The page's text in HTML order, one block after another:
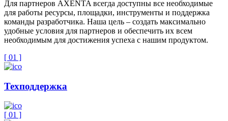
Для партнеров AXENTA всегда доступны все необходимые
для работы ресурсы, площадки, инструменты и поддержка
команды разработчика. Наша цель – создать максимально
удобные условия для партнеров и обеспечить их всем
необходимым для достижения успеха с нашим продуктом.
[ 01 ]
Техподдержка
[ 01 ]